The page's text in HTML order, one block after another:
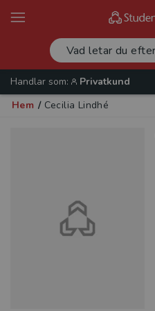
Handlar som:
Privatkund
Hem / Cecilia Lindhé